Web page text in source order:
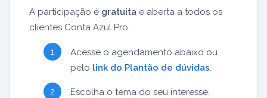
A participação é gratuita e aberta a todos os
clientes Conta Azul Pro.
Acesse o agendamento abaixo ou
pelo link do Plantão de dúvidas.
Escolha o tema do seu interesse.